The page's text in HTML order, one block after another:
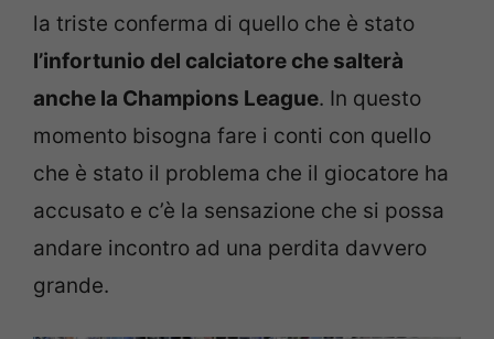
la triste conferma di quello che è stato
l’infortunio del calciatore che salterà
anche la Champions League. In questo
momento bisogna fare i conti con quello
che è stato il problema che il giocatore ha
accusato e c’è la sensazione che si possa
andare incontro ad una perdita davvero
grande.